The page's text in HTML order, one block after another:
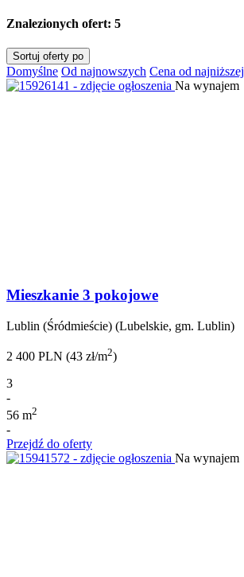
Znalezionych ofert: 5
Sortuj oferty po
Domyślne Od najnowszych Cena od najniższej
Na wynajem
Mieszkanie 3 pokojowe
Lublin (Śródmieście) (Lubelskie, gm. Lublin)
2 400 PLN (43 zł/m2)
3
-
56 m2
-
Przejdź do oferty
Na wynajem